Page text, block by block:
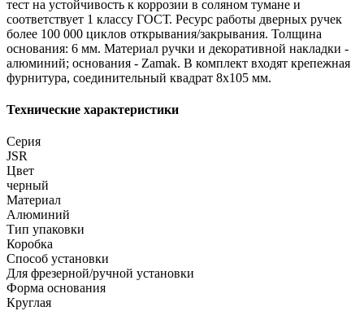
тест на устойчивость к коррозии в соляном тумане и
соответствует 1 классу ГОСТ. Ресурс работы дверных ручек
более 100 000 циклов открывания/закрывания. Толщина
основания: 6 мм. Материал ручки и декоративной накладки -
алюминий; основания - Zamak. В комплект входят крепежная
фурнитура, соединительный квадрат 8x105 мм.
Технические характеристики
Серия
JSR
Цвет
черный
Материал
Алюминий
Тип упаковки
Коробка
Способ установки
Для фрезерной/ручной установки
Форма основания
Круглая